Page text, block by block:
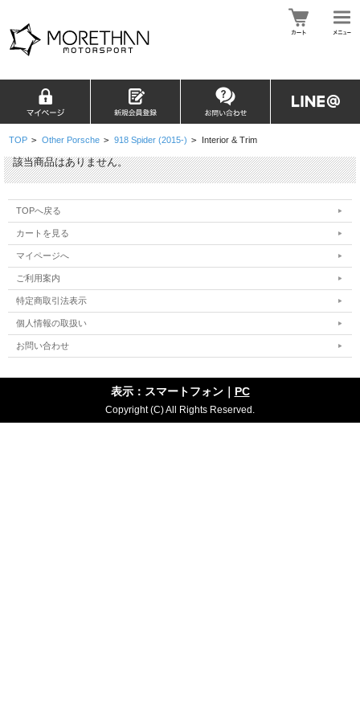
TOP > Other Porsche > 918 Spider (2015-) > Interior & Trim
該当商品はありません。
TOPへ戻る
カートを見る
マイページへ
ご利用案内
特定商取引法表示
個人情報の取扱い
お問い合わせ
表示：スマートフォン｜ PC
Copyright (C) All Rights Reserved.